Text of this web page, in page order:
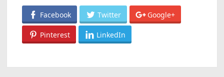
Facebook Twitter Google+
Pinterest LinkedIn